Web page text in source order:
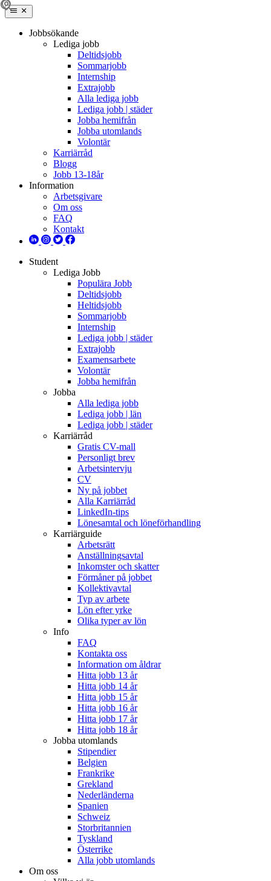
Jobbsökande
Lediga jobb
Deltidsjobb
Sommarjobb
Internship
Extrajobb
Alla lediga jobb
Lediga jobb | städer
Jobba hemifrån
Jobba utomlands
Volontär
Karriärråd
Blogg
Jobb 13-18år
Information
Arbetsgivare
Om oss
FAQ
Kontakt
Student
Lediga Jobb
Populära Jobb
Deltidsjobb
Heltidsjobb
Sommarjobb
Internship
Lediga jobb | städer
Extrajobb
Examensarbete
Volontär
Jobba hemifrån
Jobba
Alla lediga jobb
Lediga jobb | län
Lediga jobb | städer
Karriärråd
Gratis CV-mall
Personligt brev
Arbetsintervju
CV
Ny på jobbet
Alla Karriärråd
LinkedIn-tips
Lönesamtal och löneförhandling
Karriärguide
Arbetsrätt
Anställningsavtal
Inkomster och skatter
Förmåner på jobbet
Kollektivavtal
Typ av arbete
Lön efter yrke
Olika typer av lön
Info
FAQ
Kontakta oss
Information om åldrar
Hitta jobb 13 år
Hitta jobb 14 år
Hitta jobb 15 år
Hitta jobb 16 år
Hitta jobb 17 år
Hitta jobb 18 år
Jobba utomlands
Stipendier
Belgien
Frankrike
Grekland
Nederländerna
Spanien
Schweiz
Storbritannien
Tyskland
Österrike
Alla jobb utomlands
Om oss